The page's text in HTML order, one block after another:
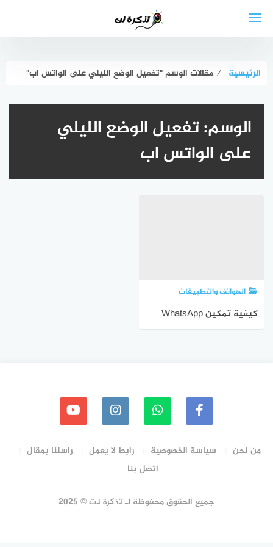
الرئيسية ⁄ مقالات الوسم "تفعيل الوضع الليلي على الواتس اب"
الوسم:تفعيل الوضع الليلي
على الواتس اب
الهواتف والتطبيقات
كيفية تمكين WhatsApp
من نحن سياسة الخصوصية رابط لا يعمل
راسلنا بمقال
اتصل بنا
جميع الحقوق محفوظة لـ تذكرة نت © 2025